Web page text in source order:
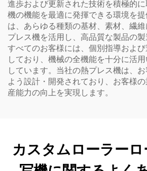
進歩および更新された技術を積極的
機の機能を最適に発揮できる環境を
は、あらゆる種類の基材、素材、繊
プレス機を活用し、高品質な製品の製
すべてのお客様には、個別指導およ
しており、機械の全機能を十分に活
しています。当社の熱プレス機は、
よう設計・開発されており、お客様
産能力の向上を実現します。
カスタムローラー